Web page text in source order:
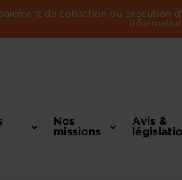
de cotisation ou exécution
Nos
missions
Avis &